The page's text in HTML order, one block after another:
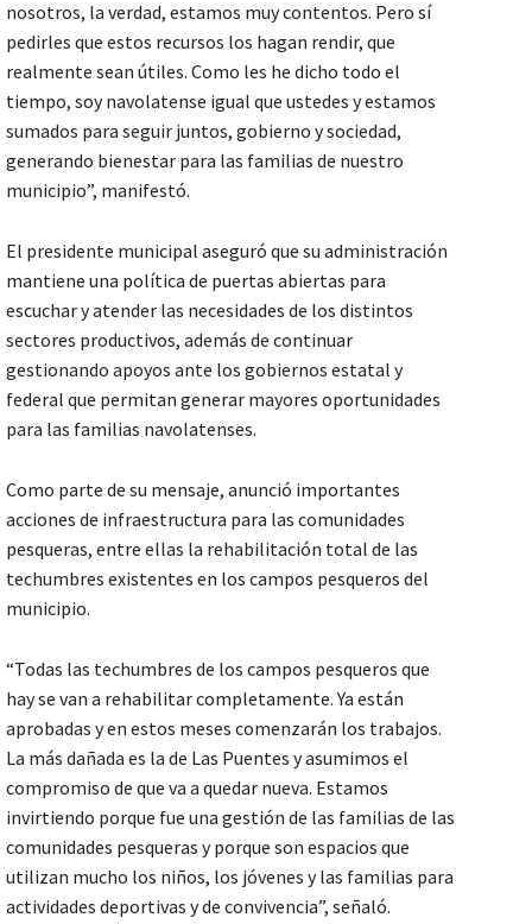
nosotros, la verdad, estamos muy contentos. Pero sí
pedirles que estos recursos los hagan rendir, que
realmente sean útiles. Como les he dicho todo el
tiempo, soy navolatense igual que ustedes y estamos
sumados para seguir juntos, gobierno y sociedad,
generando bienestar para las familias de nuestro
municipio”, manifestó.
El presidente municipal aseguró que su administración
mantiene una política de puertas abiertas para
escuchar y atender las necesidades de los distintos
sectores productivos, además de continuar
gestionando apoyos ante los gobiernos estatal y
federal que permitan generar mayores oportunidades
para las familias navolatenses.
Como parte de su mensaje, anunció importantes
acciones de infraestructura para las comunidades
pesqueras, entre ellas la rehabilitación total de las
techumbres existentes en los campos pesqueros del
municipio.
“Todas las techumbres de los campos pesqueros que
hay se van a rehabilitar completamente. Ya están
aprobadas y en estos meses comenzarán los trabajos.
La más dañada es la de Las Puentes y asumimos el
compromiso de que va a quedar nueva. Estamos
invirtiendo porque fue una gestión de las familias de las
comunidades pesqueras y porque son espacios que
utilizan mucho los niños, los jóvenes y las familias para
actividades deportivas y de convivencia”, señaló.